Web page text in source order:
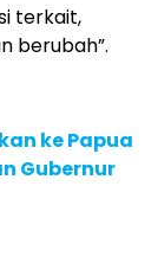
terkait,
berubah”.
ke Papua
Gubernur